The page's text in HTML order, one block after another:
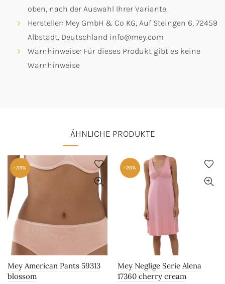
oben, nach der Auswahl Ihrer Variante.
Hersteller: Mey GmbH & Co KG, Auf Steingen 6, 72459
Albstadt, Deutschland info@mey.com
Warnhinweise: Für dieses Produkt gibt es keine
Warnhinweise
ÄHNLICHE PRODUKTE
-23%
Mey American Pants 59313
blossom
-20%
Mey Neglige Serie Alena
17360 cherry cream